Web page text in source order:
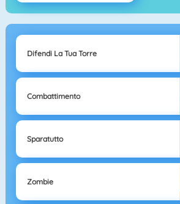
Difendi La Tua Torre
Combattimento
Sparatutto
Zombie